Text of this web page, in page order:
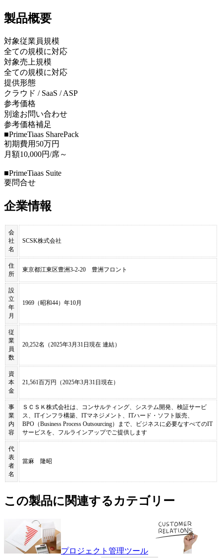
製品概要
対象従業員規模
全ての規模に対応
対象売上規模
全ての規模に対応
提供形態
クラウド / SaaS / ASP
参考価格
別途お問い合わせ
参考価格補足
■PrimeTiaas SharePack
初期費用50万円
月額10,000円/席～
■PrimeTiaas Suite
要問合せ
企業情報
会
社
名
SCSK株式会社
住
所
東京都江東区豊洲3-2-20 豊洲フロント
設
立
年
月
1969（昭和44）年10月
従
業
員
数
20,252名（2025年3月31日現在 連結）
資
本
金
21,561百万円（2025年3月31日現在）
事
業
内
容
ＳＣＳＫ株式会社は、コンサルティング、システム開発、検証サービ
ス、ITインフラ構築、ITマネジメント、ITハード・ソフト販売、
BPO（Business Process Outsourcing）まで、ビジネスに必要なすべてのIT
サービスを、フルラインアップでご提供します
代
表
者
名
當麻 隆昭
この製品に関連するカテゴリー
プロジェクト管理ツール